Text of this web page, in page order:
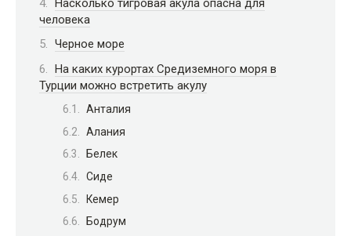
человека
Черное море
На каких курортах Средиземного моря в
Турции можно встретить акулу
Анталия
Алания
Белек
Сиде
Кемер
Бодрум